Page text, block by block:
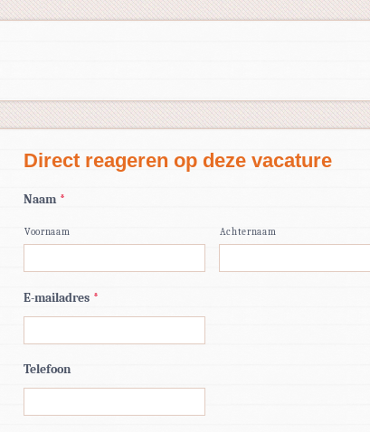
Direct reageren op deze vacature
Naam *
Voornaam Achternaam
E-mailadres *
Telefoon